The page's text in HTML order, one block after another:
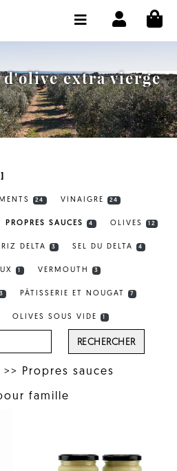
extra vierge
24 VINAIGRE 24
PROPRES SAUCES 4 OLIVES 12
RIZ DELTA 3 SEL DU DELTA 4
VERMOUTH 3
3 PÂTISSERIE ET NOUGAT 7
OLIVES SOUS VIDE
RECHERCHER
>> Propres sauces
famille
ACHETER EN LIGNE
HUILE
CHOISIR LA LANGUE: FR